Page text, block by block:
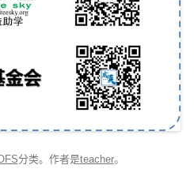
分类。 作者是teacher。